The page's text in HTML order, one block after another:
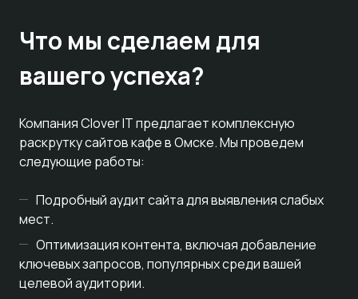
Что мы сделаем для
вашего успеха?
Компания Clover IT предлагает комплексную
раскрутку сайтов кафе в Омске. Мы проведем
следующие работы:
Подробный аудит сайта для выявления слабых
мест.
Оптимизация контента, включая добавление
ключевых запросов, популярных среди вашей
целевой аудитории.